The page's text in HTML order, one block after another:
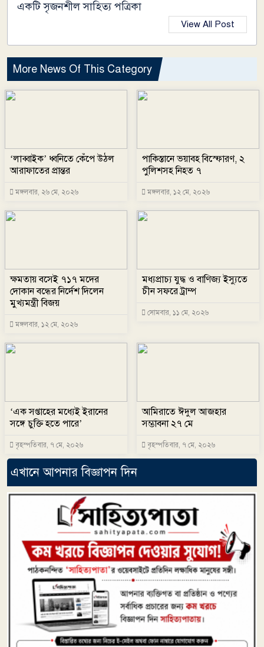
একটি সৃজনশীল সাহিত্য পত্রিকা
View All Post
More News Of This Category
‘লাব্বাইক’ ধ্বনিতে কেঁপে উঠল
আরাফাতের প্রান্তর
মঙ্গলবার, ২৬ মে, ২০২৬
পাকিস্তানে ভয়াবহ বিস্ফোরণ, ২
পুলিশসহ নিহত ৭
মঙ্গলবার, ১২ মে, ২০২৬
ক্ষমতায় বসেই ৭১৭ মদের
দোকান বন্ধের নির্দেশ দিলেন
মুখ্যমন্ত্রী বিজয়
মঙ্গলবার, ১২ মে, ২০২৬
মধ্যপ্রাচ্য যুদ্ধ ও বাণিজ্য ইস্যুতে
চীন সফরে ট্রাম্প
সোমবার, ১১ মে, ২০২৬
‘এক সপ্তাহের মধ্যেই ইরানের
সঙ্গে চুক্তি হতে পারে’
বৃহস্পতিবার, ৭ মে, ২০২৬
আমিরাতে ঈদুল আজহার
সম্ভাবনা ২৭ মে
বৃহস্পতিবার, ৭ মে, ২০২৬
এখানে আপনার বিজ্ঞাপন দিন